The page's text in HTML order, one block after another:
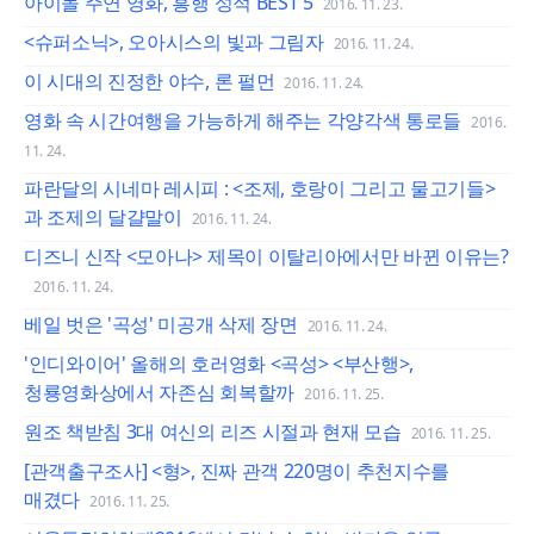
2016. 11. 23.
<슈퍼소닉>, 오아시스의 빛과 그림자 2016. 11. 24.
이 시대의 진정한 야수, 론 펄먼 2016. 11. 24.
영화 속 시간여행을 가능하게 해주는 각양각색 통로들 2016.
11. 24.
파란달의 시네마 레시피 : <조제, 호랑이 그리고 물고기들>
과 조제의 달걀말이 2016. 11. 24.
디즈니 신작 <모아나> 제목이 이탈리아에서만 바뀐 이유는?
2016. 11. 24.
베일 벗은 '곡성' 미공개 삭제 장면 2016. 11. 24.
'인디와이어' 올해의 호러영화 <곡성> <부산행>,
청룡영화상에서 자존심 회복할까 2016. 11. 25.
원조 책받침 3대 여신의 리즈 시절과 현재 모습 2016. 11. 25.
[관객출구조사] <형>, 진짜 관객 220명이 추천지수를
매겼다 2016. 11. 25.